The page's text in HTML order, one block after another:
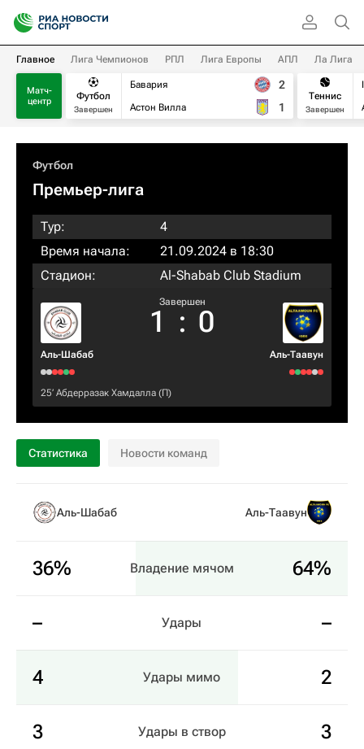
Главное Лига Чемпионов РПЛ Лига Европы АПЛ Ла Лига
Матч-
центр
Футбол
Завершен
Бавария
Астон Вилла
2
1
Теннис
Завершен
Футбол
Премьер-лига
Тур:
4
Время начала:
21.09.2024 в 18:30
Стадион:
Al-Shabab Club Stadium
Аль-Шабаб
Завершен
1 : 0
Аль-Таавун
25‎’‎ Абдерразак Хамдалла (П)
Статистика Новости команд
Аль-Шабаб Аль-Таавун
36% Владение мячом 64%
– Удары –
4 Удары мимо 2
3 Удары в створ 3